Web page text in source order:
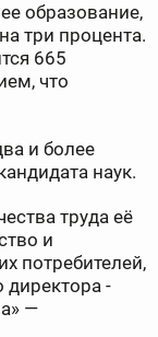
образование,
три процента.
665
что
и более
наук.
труда её
и
потребителей,
директора -
—